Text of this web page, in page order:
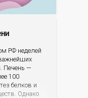
РФ неделей
Печень —
100
белков и
Однако